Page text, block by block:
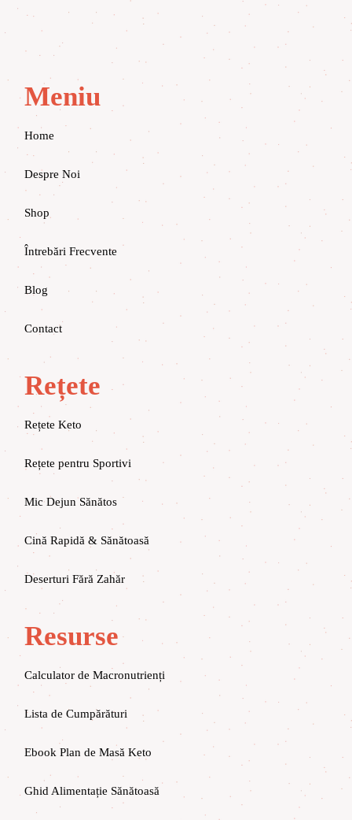
Meniu
Home
Despre Noi
Shop
Întrebări Frecvente
Blog
Contact
Rețete
Rețete Keto
Rețete pentru Sportivi
Mic Dejun Sănătos
Cină Rapidă & Sănătoasă
Deserturi Fără Zahăr
Resurse
Calculator de Macronutrienți
Lista de Cumpărături
Ebook Plan de Masă Keto
Ghid Alimentație Sănătoasă